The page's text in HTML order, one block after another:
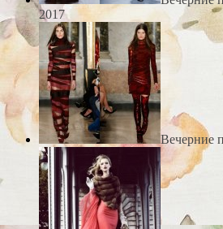
2017
Вечерние